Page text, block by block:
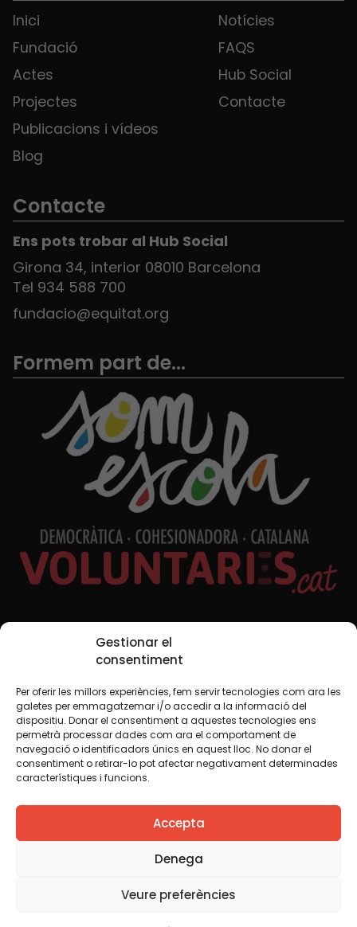
Gestionar el
consentiment
Per oferir les millors experiències, fem servir tecnologies com ara les
galetes per emmagatzemar i/o accedir a la informació del
dispositiu. Donar el consentiment a aquestes tecnologies ens
permetrà processar dades com ara el comportament de
navegació o identificadors únics en aquest lloc. No donar el
consentiment o retirar-lo pot afectar negativament determinades
característiques i funcions.
Accepta
Denega
Veure preferències
Inici
Fundació
Actes
Projectes
Publicacions i vídeos
Blog
Notícies
FAQS
Hub Social
Contacte
Contacte
Ens pots trobar al Hub Social
Girona 34, interior 08010 Barcelona
Tel 934 588 700
fundacio@equitat.org
Formem part de...
Xarxes Socials
TWT YTB IG FB IN
Avís legalPolítica de cookies
Creiem que el coneixement s’ha de compartir. Per això
fem servir una llicència Creative Commons, llevat que en
algun material indiquem el contrari. Us animem a copiar,
redistribuir, remesclar o transformar i crear els continguts
comercial. Només us demanem que reconegueu
l’autoria de la creació original.